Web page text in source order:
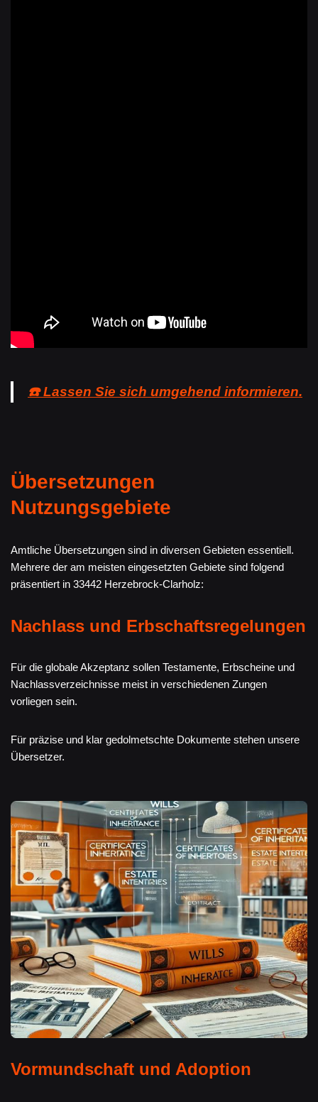
☎️ Lassen Sie sich umgehend informieren.
Übersetzungen
Nutzungsgebiete
Amtliche Übersetzungen sind in diversen Gebieten essentiell.
Mehrere der am meisten eingesetzten Gebiete sind folgend
präsentiert in 33442 Herzebrock-Clarholz:
Nachlass und Erbschaftsregelungen
Für die globale Akzeptanz sollen Testamente, Erbscheine und
Nachlassverzeichnisse meist in verschiedenen Zungen
vorliegen sein.
Für präzise und klar gedolmetschte Dokumente stehen unsere
Übersetzer.
Vormundschaft und Adoption